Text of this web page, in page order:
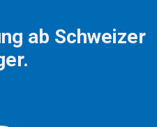
ab Schweizer